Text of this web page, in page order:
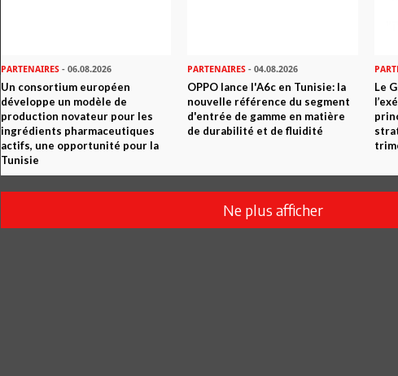
PARTENAIRES - 06.08.2026
Un consortium européen
développe un modèle de
production novateur pour les
ingrédients pharmaceutiques
actifs, une opportunité pour la
Tunisie
PARTENAIRES - 04.08.2026
OPPO lance l'A6c en Tunisie: la
nouvelle référence du segment
d'entrée de gamme en matière
de durabilité et de fluidité
Le
Ne plus afficher